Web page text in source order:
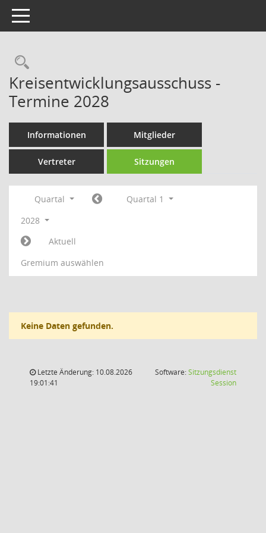
Toggle navigation
Rechercheauswahl
Kreisentwicklungsausschuss -
Termine 2028
Informationen Mitglieder
Vertreter Sitzungen
Quartal
Quartal 1
2028
Aktuell
Gremium auswählen
Keine Daten gefunden.
Letzte Änderung: 10.08.2026
19:01:41
Software:Sitzungsdienst
Session(Wird in